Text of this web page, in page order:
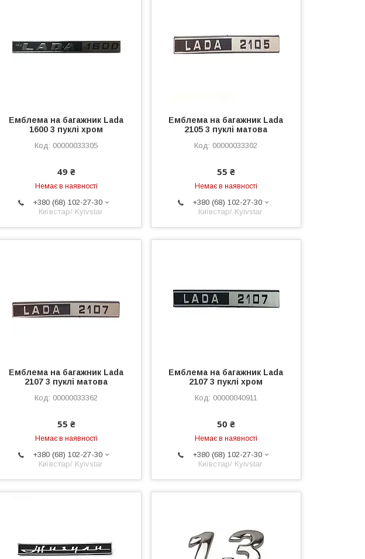
Емблема на багажник Lada
1600 3 пуклі хром
00000033305
49 ₴
Немає в наявності
+380 (68) 102-27-30
Київстар/ Kyivstar
Емблема на багажник Lada
2105 3 пуклі матова
00000033302
55 ₴
Немає в наявності
+380 (68) 102-27-30
Київстар/ Kyivstar
Емблема на багажник Lada
2107 3 пуклі матова
00000033362
55 ₴
Немає в наявності
+380 (68) 102-27-30
Київстар/ Kyivstar
Емблема на багажник Lada
2107 3 пуклі хром
00000040911
50 ₴
Немає в наявності
+380 (68) 102-27-30
Київстар/ Kyivstar